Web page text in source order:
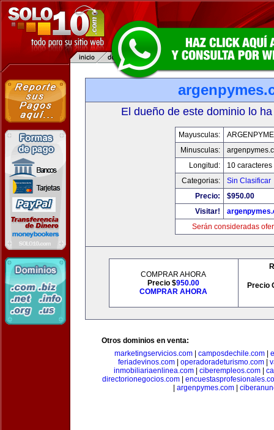
El dueño de este dominio lo
Mayusculas:
Minusculas:
Longitud:
10 caracteres
Categorias:
Sin Clasificar
Precio:
$950.00
Visitar!
Serán consideradas
COMPRAR AHORA
Precio $950.00
COMPRAR AHORA
Precio
Otros dominios en venta:
marketingservicios.com| camposdechile.com|
feriadevinos.com
operadoradeturismo.com
inmobiliariaenlinea.com| ciberempleos.com|
directorionegocios.com|
argenpymes.com